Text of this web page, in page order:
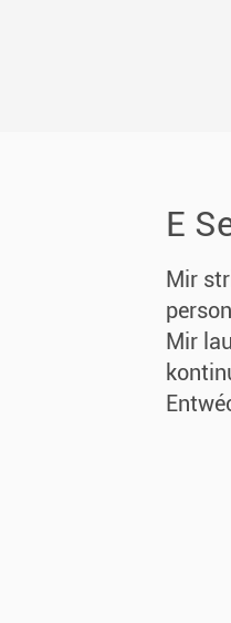
E
Mir
Mir